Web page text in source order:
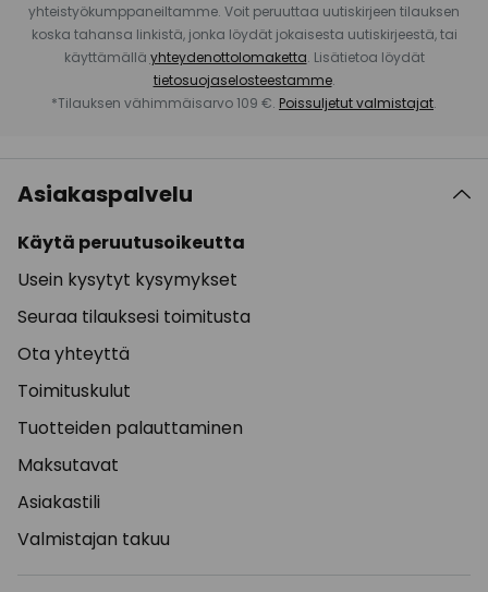
yhteistyökumppaneiltamme. Voit peruuttaa uutiskirjeen tilauksen
koska tahansa linkistä, jonka löydät jokaisesta uutiskirjeestä, tai
käyttämällä yhteydenottolomaketta. Lisätietoa löydät
tietosuojaselosteestamme.
*Tilauksen vähimmäisarvo 109 €. Poissuljetut valmistajat.
Asiakaspalvelu
Käytä peruutusoikeutta
Usein kysytyt kysymykset
Seuraa tilauksesi toimitusta
Ota yhteyttä
Toimituskulut
Tuotteiden palauttaminen
Maksutavat
Asiakastili
Valmistajan takuu